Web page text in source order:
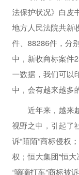
法保护状况》白皮
地方人民法院共新
件、88286件，分
中，新收商标案件
一数据，我们可以
中，会有越来越多
近年来，越来越
视野之中，引起了
诉“陌陌”商标侵权
权；恒大集团“恒
“嘀嘀打车”商标被